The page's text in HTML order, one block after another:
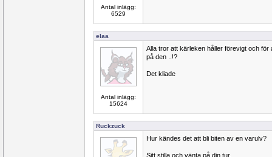
Antal inlägg:
6529
elaa
Antal inlägg:
15624
Alla tror att kärleken håller förevigt och för
på den ..!?
Det kliade
Ruckzuck
Hur kändes det att bli biten av en varulv?
Sitt stilla och vänta på din tur.